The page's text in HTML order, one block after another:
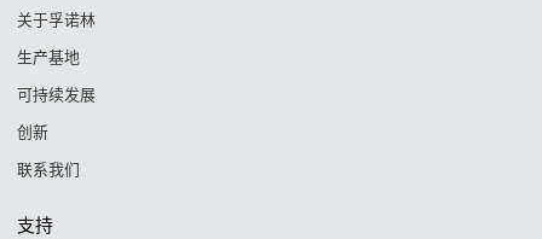
关于孚诺林
生产基地
可持续发展
创新
联系我们
支持